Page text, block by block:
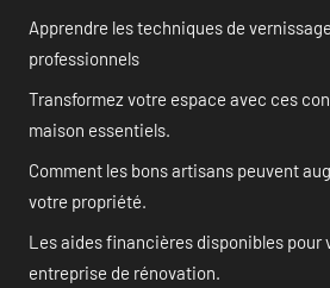
Apprendre les techniques de
professionnels
Transformez votre espace avec ces
maison essentiels.
Comment les bons artisans peuvent
votre propriété.
Les aides financières disponibles pour
entreprise de rénovation.